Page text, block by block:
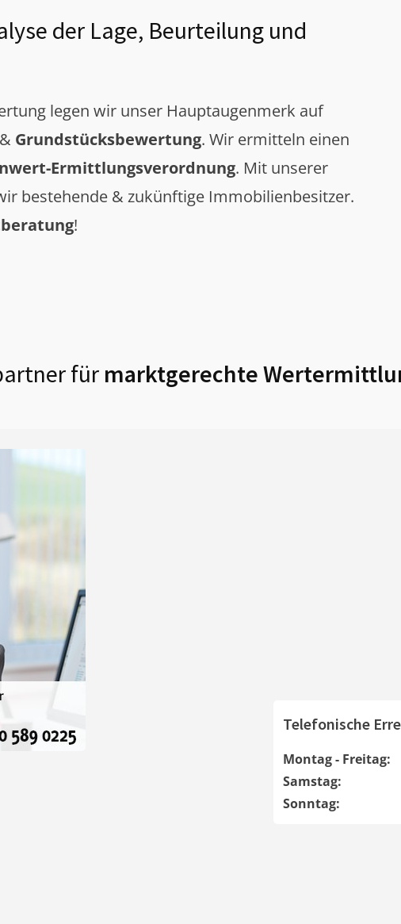
der Lage, Beurteilung und
legen wir unser Hauptaugenmerk auf
& Grundstücksbewertung. Wir ermitteln einen
Ermittlungsverordnung. Mit unserer
bestehende & zukünftige Immobilienbesitzer.
!
fürmarktgerechte
Telefonische
Montag - Freitag:
Samstag:
Sonntag: